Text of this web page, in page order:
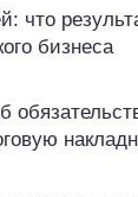
что
бизнеса